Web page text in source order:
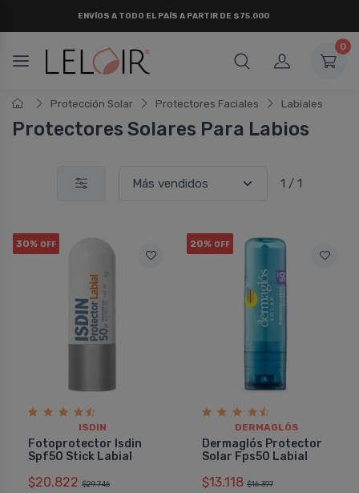
ENVÍOS A TODO EL PAÍS A PARTIR DE $75.000
0
Protección Solar Protectores Faciales Labiales
Protectores Solares Para Labios
1 / 1
30% OFF
ISDIN
Fotoprotector Isdin
Spf50 Stick Labial
$20.822 $29.746
20% OFF
DERMAGLÓS
Dermaglós Protector
Solar Fps50 Labial
$13.118 $16.397